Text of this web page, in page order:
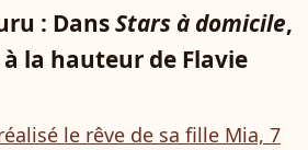
: DansStars à domicile,
la hauteur de Flavie
le rêve de sa fille Mia, 7